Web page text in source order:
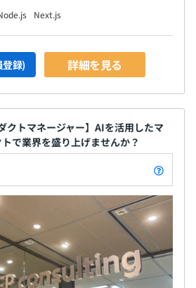
Next.js
録) 詳細を見る
クトマネージャー】AIを活用したマ
で業界を盛り上げませんか？